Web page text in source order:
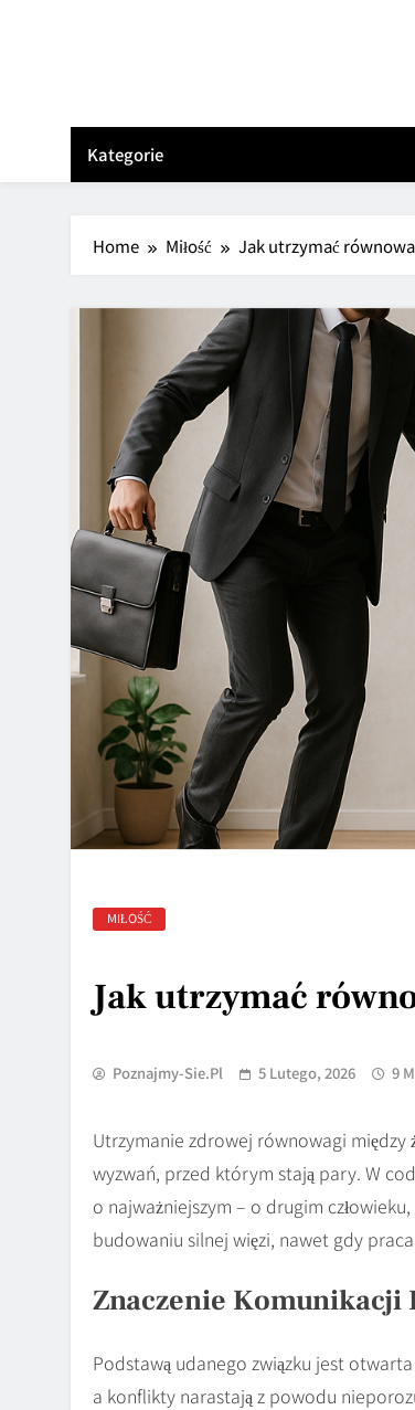
Kategorie
Home Miłość Jak utrzymać
MIŁOŚĆ
Jak utrzymać
Poznajmy-Sie.pl 5 Lutego, 2026 9
Utrzymanie zdrowej równowagi między
wyzwań, przed którym stają pary. W
o najważniejszym – o drugim
budowaniu silnej więzi, nawet gdy
Znaczenie
Podstawą udanego związku jest otwarta
a konflikty narastają z powodu